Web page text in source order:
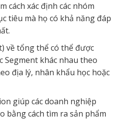
cách xác định các nhóm
tiêu mà họ có khả năng đáp
về tổng thể có thể được
Segment khác nhau theo
địa lý, nhân khẩu học hoặc
giúp các doanh nghiệp
bằng cách tìm ra sản phẩm